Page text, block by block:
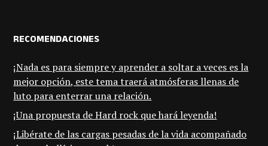
RECOMENDACIONES
¡Nada es para siempre y aprender a soltar a veces es la
mejor opción, este tema traerá atmósferas llenas de
luto para enterrar una relación.
¡Una propuesta de Hard rock que hará leyenda!
¡Libérate de las cargas pesadas de la vida acompañado